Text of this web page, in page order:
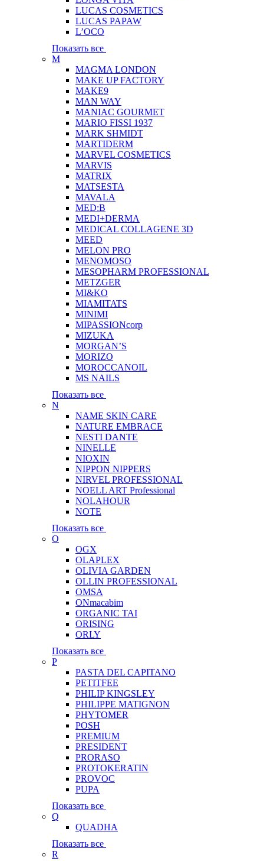
LUCAS COSMETICS
LUCAS PAPAW
L’OCO
Показать все
M
MAGMA LONDON
MAKE UP FACTORY
MAKE9
MAN WAY
MANIAC GOURMET
MARIO FISSI 1937
MARK SHMIDT
MARTIDERM
MARVEL COSMETICS
MARVIS
MATRIX
MATSESTA
MAVALA
MED:B
MEDI+DERMA
MEDICAL COLLAGENE 3D
MEED
MELON PRO
MENOMOSO
MESOPHARM PROFESSIONAL
METZGER
MI&KO
MIAMITATS
MINIMI
MIPASSIONcorp
MIZUKA
MORGAN’S
MORIZO
MOROCCANOIL
MS NAILS
Показать все
N
NAME SKIN CARE
NATURE EMBRACE
NESTI DANTE
NINELLE
NIOXIN
NIPPON NIPPERS
NIRVEL PROFESSIONAL
NOELL ART Professional
NOLAHOUR
NOTE
Показать все
O
OGX
OLAPLEX
OLIVIA GARDEN
OLLIN PROFESSIONAL
OMSA
ONmacabim
ORGANIC TAI
ORISING
ORLY
Показать все
P
PASTA DEL CAPITANO
PETITFEE
PHILIP KINGSLEY
PHILIPPE MATIGNON
PHYTOMER
POSH
PREMIUM
PRESIDENT
PRORASO
PROTOKERATIN
PROVOC
PUPA
Показать все
Q
QUADHA
Показать все
R